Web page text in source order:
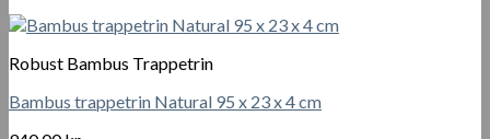
1L
antal
Robust Bambus Trappetrin
Bambus trappetrin Natural 95 x 23 x 4 cm